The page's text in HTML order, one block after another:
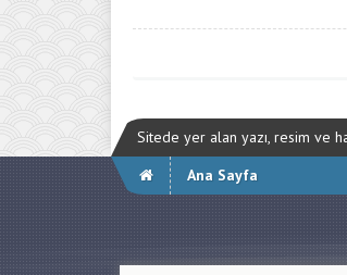
Sitede yer alan yazı, resim ve
Ana Sayfa